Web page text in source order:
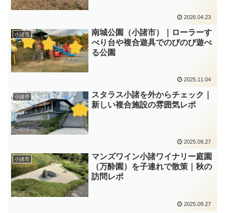
2026.04.23
小諸市
南城公園（小諸市）｜ローラーす
べり台や複合遊具でのびのび遊べ
る公園
2025.11.04
小諸市
スタラス小諸を外からチェック｜
新しい複合施設の雰囲気レポ
2025.09.27
小諸市
マンズワイン小諸ワイナリー庭園
（万酔園）を子連れで散策｜秋の
訪問レポ
2025.09.27